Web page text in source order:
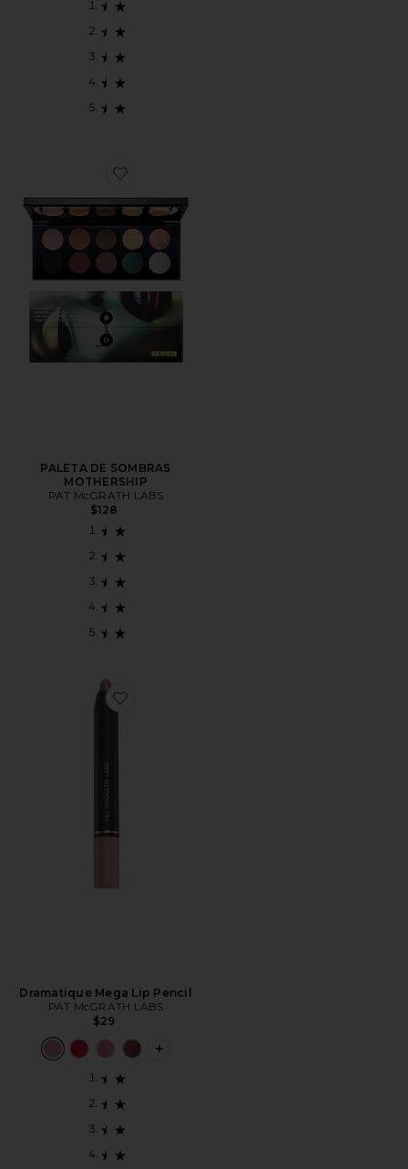
Favorite PALETA DE SOMBRAS MOTHERSHIP
PALETA DE SOMBRAS
MOTHERSHIP
PAT McGRATH LABS
$128
Favorite Dramatique Mega Lip Pencil
Dramatique Mega Lip Pencil
PAT McGRATH LABS
$29
PLUS ICON TO SEE MORE OPTIONS